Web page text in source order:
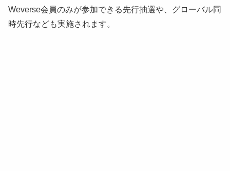
Weverse会員のみが参加できる先行抽選や、グローバル同
時先行なども実施されます。